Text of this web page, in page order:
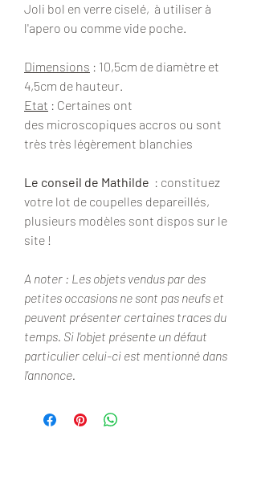
Joli bol en verre ciselé, à utiliser à
l'apero ou comme vide poche.
Dimensions : 10,5cm de diamètre et
4,5cm de hauteur.
Etat : Certaines ont
des microscopiques accros ou sont
très très légèrement blanchies
Le conseil de Mathilde : constituez
votre lot de coupelles depareillés,
plusieurs modèles sont dispos sur le
site !
A noter : Les objets vendus par des
petites occasions ne sont pas neufs et
peuvent présenter certaines traces du
temps. Si l'objet présente un défaut
particulier celui-ci est mentionné dans
l'annonce.